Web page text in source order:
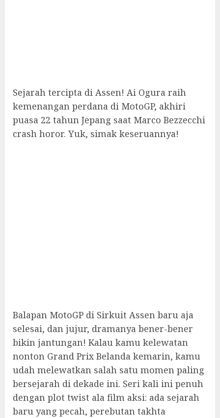
Sejarah tercipta di Assen! Ai Ogura raih
kemenangan perdana di MotoGP, akhiri
puasa 22 tahun Jepang saat Marco Bezzecchi
crash horor. Yuk, simak keseruannya!
Balapan MotoGP di Sirkuit Assen baru aja
selesai, dan jujur, dramanya bener-bener
bikin jantungan! Kalau kamu kelewatan
nonton Grand Prix Belanda kemarin, kamu
udah melewatkan salah satu momen paling
bersejarah di dekade ini. Seri kali ini penuh
dengan plot twist ala film aksi: ada sejarah
baru yang pecah, perebutan takhta